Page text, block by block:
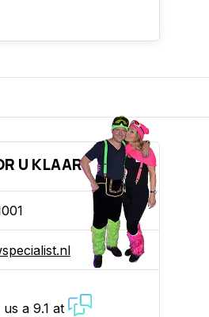
U KLAAR!
a 9.1 at